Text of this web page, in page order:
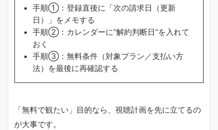
手順①：登録直後に「次の請求日（更新
日）」をメモする
手順②：カレンダーに“解約判断日”を入れて
おく
手順③：無料条件（対象プラン／支払い方
法）を最後に再確認する
「無料で観たい」目的なら、視聴計画を先に立てるの
が大事です。